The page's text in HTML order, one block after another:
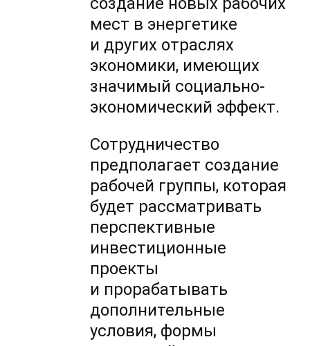
мест в энергетике
и других отраслях
экономики, имеющих
значимый социально-
экономический эффект.
Сотрудничество
предполагает создание
рабочей группы, которая
будет рассматривать
перспективные
инвестиционные
проекты
и прорабатывать
дополнительные
условия, формы